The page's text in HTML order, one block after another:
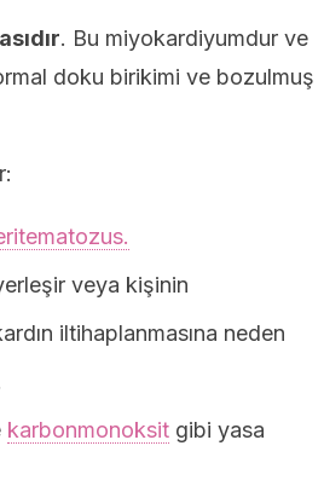
. Bu miyokardiyumdur ve
doku birikimi ve bozulmuş
veya kişinin
iltihaplanmasına neden
karbonmonoksit gibi yasa